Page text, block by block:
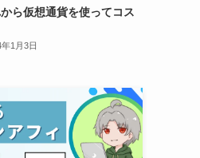
ら仮想通貨を使ってコス
1月3日